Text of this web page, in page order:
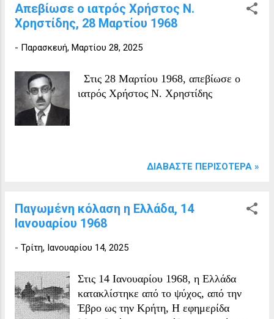
Απεβίωσε ο ιατρός Χρήστος Ν.
Χρηστίδης, 28 Μαρτίου 1968
- Παρασκευή, Μαρτίου 28, 2025
Στις 28 Μαρτίου 1968, απεβίωσε ο
ιατρός Χρήστος Ν. Χρηστίδης
ΔΙΑΒΆΣΤΕ ΠΕΡΙΣΌΤΕΡΑ »
Παγωμένη κόλαση η Ελλάδα, 14
Ιανουαρίου 1968
- Τρίτη, Ιανουαρίου 14, 2025
Στις 14 Ιανουαρίου 1968, η Ελλάδα
κατακλίστηκε από το ψύχος, από την
Έβρο ως την Κρήτη, Η εφημερίδα